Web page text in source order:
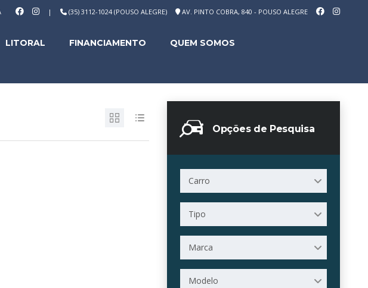
| (35) 3112-1024 (POUSO ALEGRE) AV. PINTO COBRA, 840 - POUSO ALEGRE
LITORAL FINANCIAMENTO QUEM SOMOS
Opções de Pesquisa
Carro
Tipo
Marca
Modelo